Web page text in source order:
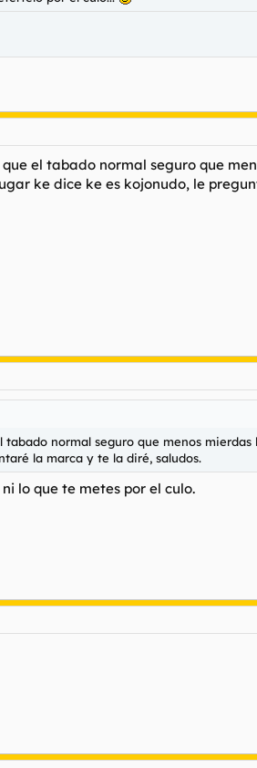
el tabado normal seguro que
ke dice ke es kojonudo, le
normal seguro que menos
la marca y te la diré, saludos.
lo que te metes por el culo.